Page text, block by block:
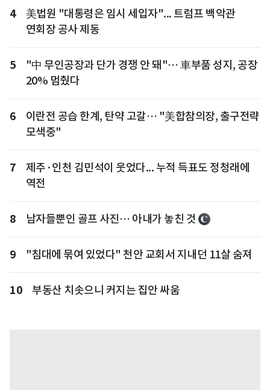
4
美법원 "대통령은 임시 세입자"... 트럼프 백악관
연회장 공사 제동
5
"中 무인공장과 단가 경쟁 안 돼"… 車부품 성지, 공장
20% 멈췄다
6
이란전 공습 한계, 탄약 고갈… "美합참의장, 출구전략
모색중"
7
제주·인천 김민석이 웃었다... 누적 득표도 정청래에
역전
8 남자들뿐인 골프 사진… 아내가 놓친 것
9 "침대에 묶여 있었다" 천안 교회서 지내던 11살 숨져
10 부동산 치솟으니 커지는 집안 싸움